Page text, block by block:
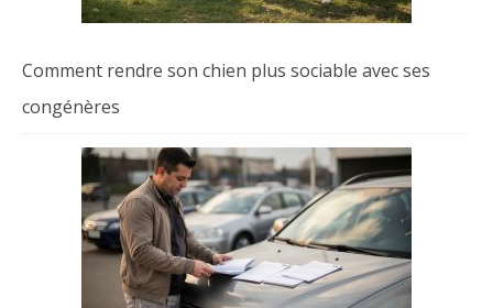
Comment rendre son chien plus sociable avec ses
congénères